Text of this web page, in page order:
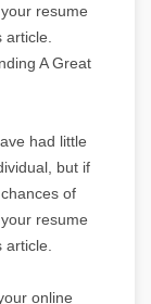
resume
A Great
had little
but if
of
resume
online